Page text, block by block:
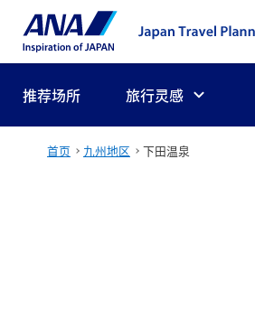
推荐场所 旅行灵感
首页 九州地区 下田温泉